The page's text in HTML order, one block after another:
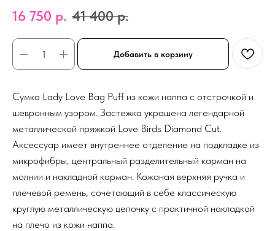
16 750 р. 41 400 р.
Добавить в корзину
Сумка Lady Love Bag Puff из кожи наппа с отстрочкой и
шевронным узором. Застежка украшена легендарной
металлической пряжкой Love Birds Diamond Cut.
Аксессуар имеет внутреннее отделение на подкладке из
микрофибры, центральный разделительный карман на
молнии и накладной карман. Кожаная верхняя ручка и
плечевой ремень, сочетающий в себе классическую
круглую металлическую цепочку с практичной накладкой
на плечо из кожи наппа.